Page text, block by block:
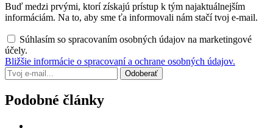
Buď medzi prvými, ktorí získajú prístup k tým najaktuálnejším
informáciám. Na to, aby sme ťa informovali nám stačí tvoj e-mail.
Súhlasím so spracovaním osobných údajov na marketingové
účely.
Bližšie informácie o spracovaní a ochrane osobných údajov.
Podobné články